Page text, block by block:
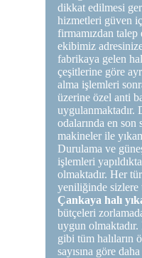
dikkat edilmesi
hizmetleri güven
firmamızdan
ekibimiz
fabrikaya gelen
çeşitlerine göre
alma işlemleri
üzerine özel anti
uygulanmaktadır.
odalarında en
makineler ile
Durulama ve
işlemleri
olmaktadır. Her
yeniliğinde sizlere
Çankaya halı
bütçeleri
uygun
gibi tüm halıların
sayısına göre